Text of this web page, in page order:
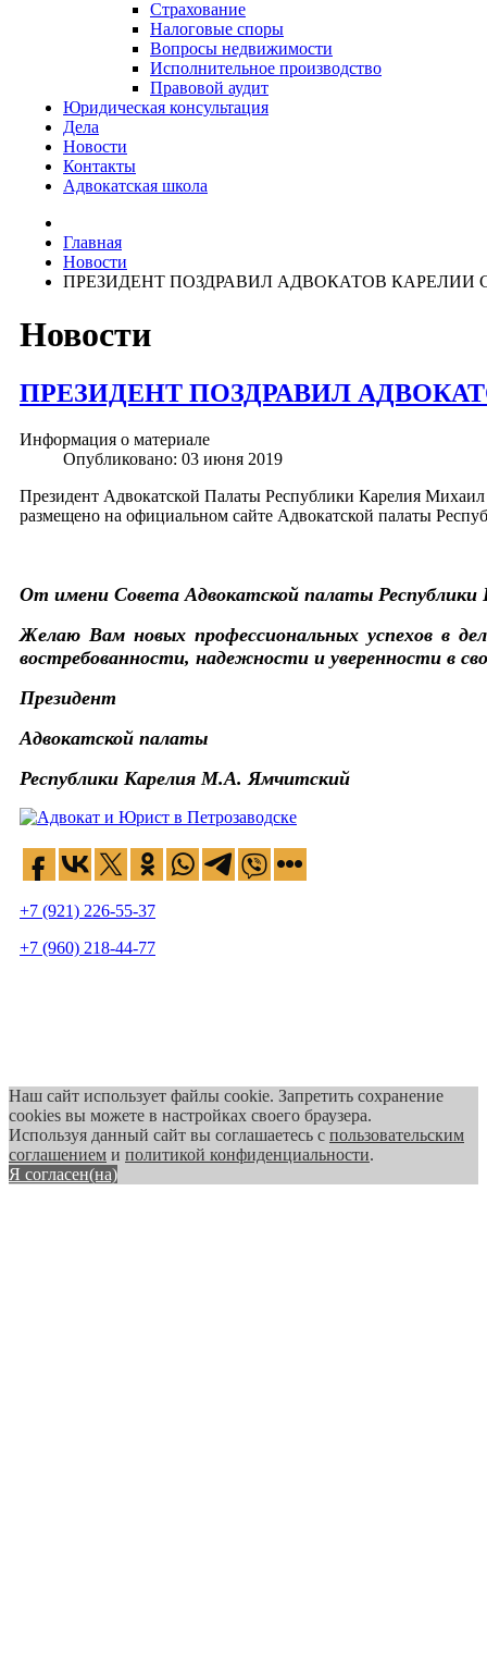
Страхование
Налоговые споры
Вопросы недвижимости
Исполнительное производство
Правовой аудит
Юридическая консультация
Дела
Новости
Контакты
Адвокатская школа
Главная
Новости
ПРЕЗИДЕНТ ПОЗДРАВИЛ АДВОКАТОВ КАРЕЛИИ
Новости
ПРЕЗИДЕНТ ПОЗДРАВИЛ
Информация о материале
Опубликовано: 03 июня 2019
Президент Адвокатской Палаты Республики Карелия
размещено на официальном сайте Адвокатской палаты
От имени Совета Адвокатской палаты Республики
Желаю Вам новых профессиональных успехов в
востребованности, надежности и уверенности в
Президент
Адвокатской палаты
Республики Карелия М.А. Ямчитский
+7 (921) 226-55-37
+7 (960) 218-44-77
Наш сайт использует файлы cookie. Запретить сохранение
cookies вы можете в настройках своего браузера.
Используя данный сайт вы соглашаетесь с пользовательским
соглашением и политикой конфиденциальности.
Я согласен(на)